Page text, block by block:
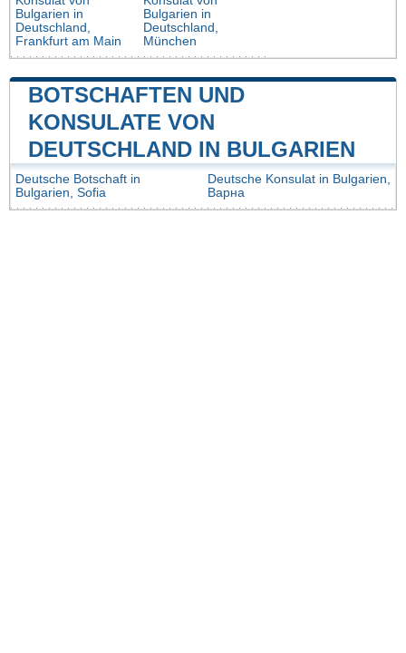
Bulgarien in
Deutschland,
Frankfurt am Main
Bulgarien in
Deutschland,
München
BOTSCHAFTEN UND
KONSULATE VON
DEUTSCHLAND IN BULGARIEN
Deutsche Botschaft in
Bulgarien, Sofia
Deutsche Konsulat in Bulgarien,
Варна